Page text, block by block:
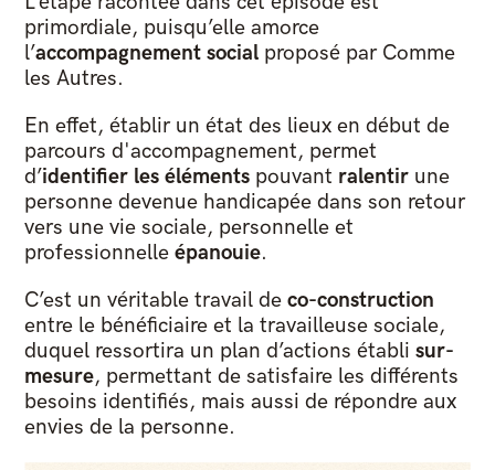
primordiale, puisqu’elle amorce
l’accompagnement social proposé par Comme
les Autres.
En effet, établir un état des lieux en début de
parcours d'accompagnement, permet
d’identifier les éléments pouvant ralentir une
personne devenue handicapée dans son retour
vers une vie sociale, personnelle et
professionnelleépanouie.
C’est un véritable travail deco-construction
entre le bénéficiaire et la travailleuse sociale,
duquel ressortira un plan d’actions établisur-
mesure, permettant de satisfaire les différents
besoins identifiés, mais aussi de répondre aux
envies de la personne.